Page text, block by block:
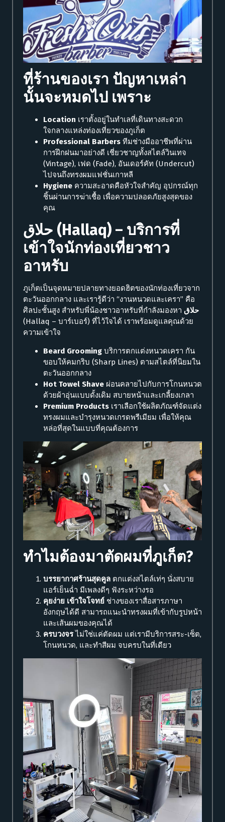
ที่ร้านของเรา ปัญหาเหล่า
นั้นจะหมดไป เพราะ
Location เราตั้งอยู่ในทำเลที่เดินทางสะดวก
ใจกลางแหล่งท่องเที่ยวของภูเก็ต
Professional Barbers ทีมช่างมืออาชีพที่ผ่าน
การฝึกฝนมาอย่างดี เชี่ยวชาญทั้งสไตล์วินเทจ
(Vintage), เฟด (Fade), อันเดอร์คัท (Undercut)
ไปจนถึงทรงผมแฟชั่นเกาหลี
Hygiene ความสะอาดคือหัวใจสำคัญ อุปกรณ์ทุก
ชิ้นผ่านการฆ่าเชื้อ เพื่อความปลอดภัยสูงสุดของ
คุณ
حلاق (Hallaq) – บริการที่
เข้าใจนักท่องเที่ยวชาว
อาหรับ
ภูเก็ตเป็นจุดหมายปลายทางยอดฮิตของนักท่องเที่ยวจาก
ตะวันออกกลาง และเรารู้ดีว่า “งานหนวดและเครา” คือ
ศิลปะชั้นสูง สำหรับพี่น้องชาวอาหรับที่กำลังมองหา حلاق
(Hallaq – บาร์เบอร์) ที่ไว้ใจได้ เราพร้อมดูแลคุณด้วย
ความเข้าใจ
Beard Grooming บริการตกแต่งหนวดเครา กัน
ขอบให้คมกริบ (Sharp Lines) ตามสไตล์ที่นิยมใน
ตะวันออกกลาง
Hot Towel Shave ผ่อนคลายไปกับการโกนหนวด
ด้วยผ้าอุ่นแบบดั้งเดิม สบายหน้าและเกลี้ยงเกลา
Premium Products เราเลือกใช้ผลิตภัณฑ์จัดแต่ง
ทรงผมและบำรุงหนวดเกรดพรีเมียม เพื่อให้คุณ
หล่อที่สุดในแบบที่คุณต้องการ
ทำไมต้องมาตัดผมที่ภูเก็ต?
บรรยากาศร้านสุดคูล ตกแต่งสไตล์เท่ๆ นั่งสบาย
แอร์เย็นฉ่ำ มีเพลงดีๆ ฟังระหว่างรอ
คุยง่าย เข้าใจโจทย์ ช่างของเราสื่อสารภาษา
อังกฤษได้ดี สามารถแนะนำทรงผมที่เข้ากับรูปหน้า
และเส้นผมของคุณได้
ครบวงจรไม่ใช่แค่ตัดผม แต่เรามีบริการสระ-เซ็ต,
โกนหนวด, และทำสีผม จบครบในที่เดียว